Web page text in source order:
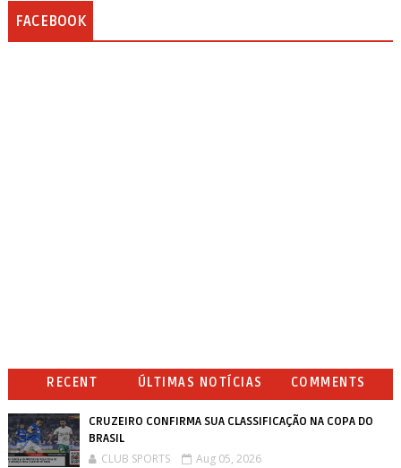
FACEBOOK
RECENT ÚLTIMAS NOTÍCIAS COMMENTS
CRUZEIRO CONFIRMA SUA CLASSIFICAÇÃO NA COPA DO
BRASIL
CLUB SPORTS Aug 05, 2026